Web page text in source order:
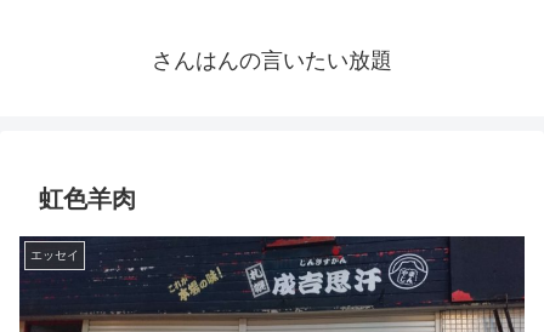
さんはんの言いたい放題
虹色羊肉
エッセイ